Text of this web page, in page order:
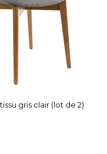
gris clair (lot de 2)